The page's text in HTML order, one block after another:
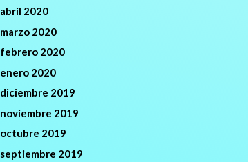
abril 2020
marzo 2020
febrero 2020
enero 2020
diciembre 2019
noviembre 2019
octubre 2019
septiembre 2019